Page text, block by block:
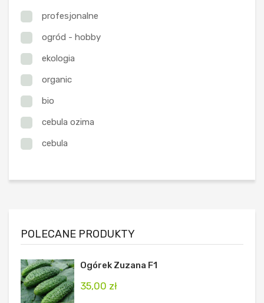
profesjonalne
ogród - hobby
ekologia
organic
bio
cebula ozima
cebula
POLECANE PRODUKTY
Ogórek Zuzana F1
35,00 zł